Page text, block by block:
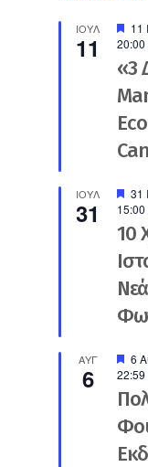
ΙΟΎΛ
11
11
20:00
«3
ΙΟΎΛ
31
31
15:00
10
ΑΥΓ
6
6
22:59